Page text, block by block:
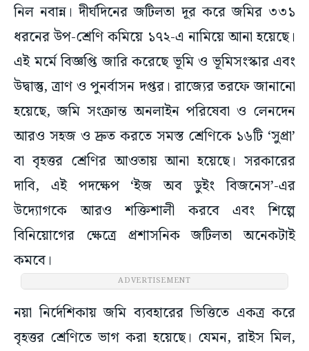
নিল নবান্ন। দীর্ঘদিনের জটিলতা দূর করে জমির ৩৩১
ধরনের উপ-শ্রেণি কমিয়ে ১৭২-এ নামিয়ে আনা হয়েছে।
এই মর্মে বিজ্ঞপ্তি জারি করেছে ভূমি ও ভূমিসংস্কার এবং
উদ্বাস্তু, ত্রাণ ও পুনর্বাসন দপ্তর। রাজ্যের তরফে জানানো
হয়েছে, জমি সংক্রান্ত অনলাইন পরিষেবা ও লেনদেন
আরও সহজ ও দ্রুত করতে সমস্ত শ্রেণিকে ১৬টি ‘সুপ্রা’
বা বৃহত্তর শ্রেণির আওতায় আনা হয়েছে। সরকারের
দাবি, এই পদক্ষেপ ‘ইজ অব ডুইং বিজনেস’-এর
উদ্যোগকে আরও শক্তিশালী করবে এবং শিল্পে
বিনিয়োগের ক্ষেত্রে প্রশাসনিক জটিলতা অনেকটাই
কমবে।
ADVERTISEMENT
নয়া নির্দেশিকায় জমি ব্যবহারের ভিত্তিতে একত্র করে
বৃহত্তর শ্রেণিতে ভাগ করা হয়েছে। যেমন, রাইস মিল,